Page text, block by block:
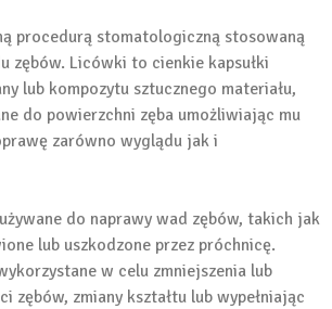
procedurą stomatologiczną stosowaną
zębów. Licówki to cienkie kapsułki
lub kompozytu sztucznego materiału,
do powierzchni zęba umożliwiając mu
zarówno wyglądu jak i
do naprawy wad zębów, takich jak
lub uszkodzone przez próchnicę.
w celu zmniejszenia lub
zębów, zmiany kształtu lub wypełniając